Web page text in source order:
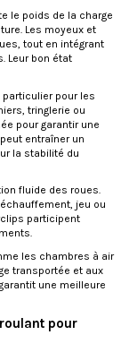
le poids de la charge
Les moyeux et
tout en intégrant
Leur bon état
pour les
tringlerie ou
pour garantir une
entraîner un
la stabilité du
fluide des roues.
jeu ou
participent
les chambres à air
transportée et aux
une meilleure
pour